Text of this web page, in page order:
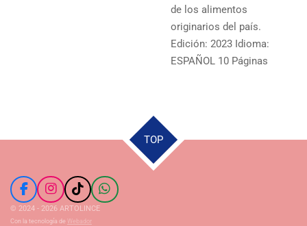
de los alimentos
originarios del país.
Edición: 2023 Idioma:
ESPAÑOL 10 Páginas
TOP
F
a
c
I
n
s
T
i
k
W
h
© 2024 - 2026 ARTOLINCE
Con la tecnología de Webador